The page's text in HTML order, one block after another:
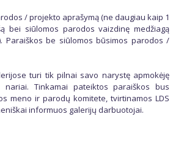
/ projekto aprašymą (ne daugiau kaip 1
bei siūlomos parodos vaizdinę medžiagą
Paraiškos be siūlomos būsimos parodos /
turi tik pilnai savo narystę apmokėję
Tinkamai pateiktos paraiškos bus
meno ir parodų komitete, tvirtinamos LDS
informuos galerijų darbuotojai.